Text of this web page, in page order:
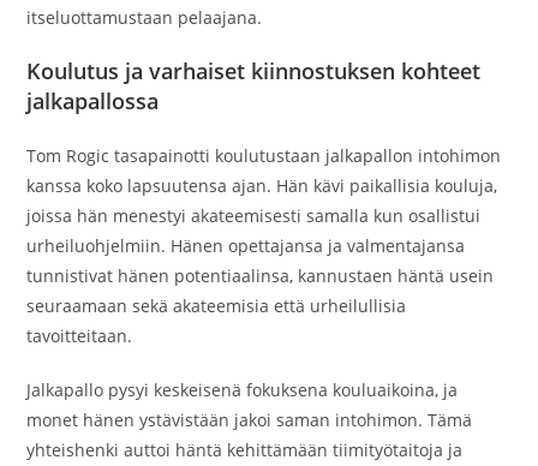
itseluottamustaan pelaajana.
Koulutus ja varhaiset kiinnostuksen kohteet
jalkapallossa
Tom Rogic tasapainotti koulutustaan jalkapallon intohimon
kanssa koko lapsuutensa ajan. Hän kävi paikallisia kouluja,
joissa hän menestyi akateemisesti samalla kun osallistui
urheiluohjelmiin. Hänen opettajansa ja valmentajansa
tunnistivat hänen potentiaalinsa, kannustaen häntä usein
seuraamaan sekä akateemisia että urheilullisia
tavoitteitaan.
Jalkapallo pysyi keskeisenä fokuksena kouluaikoina, ja
monet hänen ystävistään jakoi saman intohimon. Tämä
yhteishenki auttoi häntä kehittämään tiimityötaitoja ja